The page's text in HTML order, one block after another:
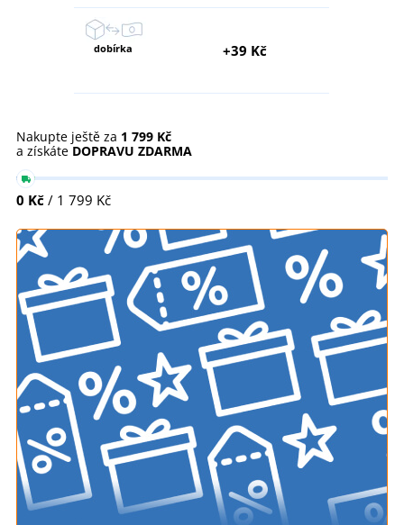
dobírka +39 Kč
Nakupte ještě za 1 799 Kč
a získáte DOPRAVU ZDARMA
0 Kč / 1 799 Kč